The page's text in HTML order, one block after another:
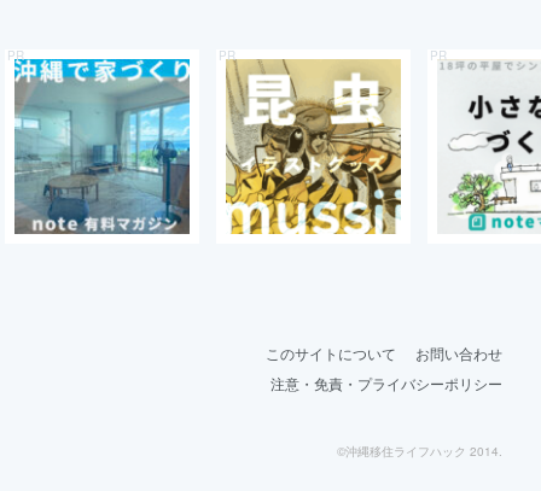
このサイトについて
お問い合わせ
注意・免責・プライバシーポリシー
©沖縄移住ライフハック 2014.